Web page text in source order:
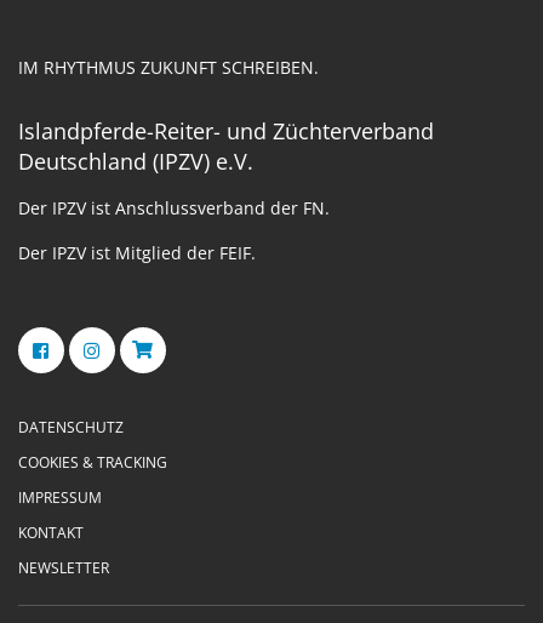
IM RHYTHMUS ZUKUNFT SCHREIBEN.
Islandpferde-Reiter- und Züchterverband
Deutschland (IPZV) e.V.
Der IPZV ist Anschlussverband der FN.
Der IPZV ist Mitglied der FEIF.
DATENSCHUTZ
COOKIES & TRACKING
IMPRESSUM
KONTAKT
NEWSLETTER